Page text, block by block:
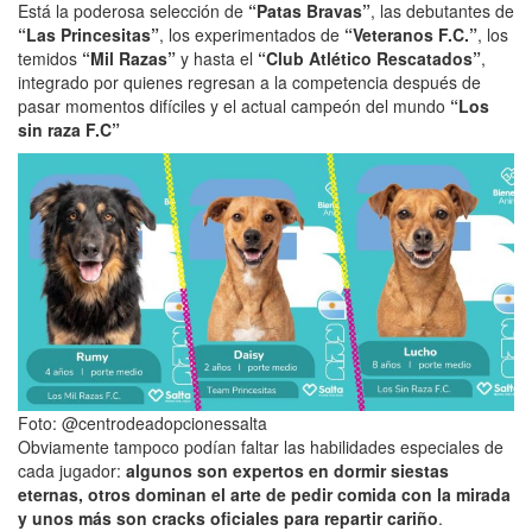
Está la poderosa selección de “Patas Bravas”, las debutantes de
“Las Princesitas”, los experimentados de “Veteranos F.C.”, los
temidos “Mil Razas” y hasta el “Club Atlético Rescatados”,
integrado por quienes regresan a la competencia después de
pasar momentos difíciles y el actual campeón del mundo “Los
sin raza F.C”
Foto: @centrodeadopcionessalta
Obviamente tampoco podían faltar las habilidades especiales de
cada jugador: algunos son expertos en dormir siestas
eternas, otros dominan el arte de pedir comida con la mirada
y unos más son cracks oficiales para repartir cariño.